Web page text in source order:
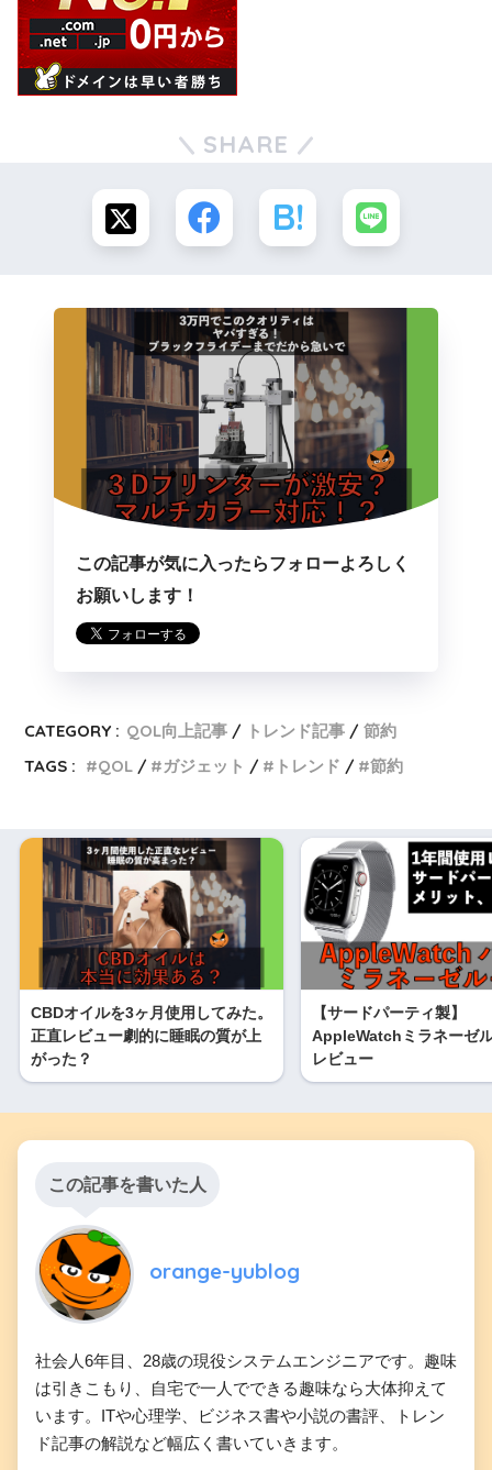
SHARE
この記事が気に入ったらフォローよろしく
お願いします！
CATEGORY : QOL向上記事 トレンド記事
節約
TAGS :
QOL ガジェット トレンド 節約
CBDオイルを3ヶ月使用してみた。
正直レビュー劇的に睡眠の質が上
がった？
【サードパーティ製】
AppleWatchミラネーゼ
レビュー
この記事を書いた人
orange-yublog
社会人6年目、28歳の現役システムエンジニアです。趣味
は引きこもり、自宅で一人でできる趣味なら大体抑えて
います。ITや心理学、ビジネス書や小説の書評、トレン
ド記事の解説など幅広く書いていきます。